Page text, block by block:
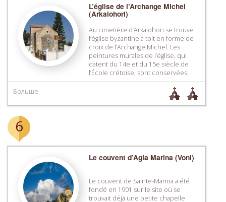
L’église de l’Archange Michel
(Arkalohori)
Au cimetière d’Arkalohori se trouve
l’église byzantine à toit en forme de
croix de l’Archange Michel. Les
peintures murales de l’église, qui
datent du 14e et du 15e siècle de
l’École crétoise, sont conservées.
Больше
6
Le couvent d’Agia Marina (Voni)
Le couvent de Sainte-Marina a été
fondé en 1901 sur le site où se
trouvait déjà une petite chapelle